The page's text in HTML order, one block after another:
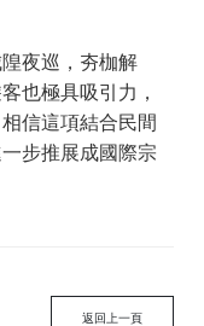
夜巡，夯枷解
也極具吸引力，
信這項結合民間
步推展成國際宗
返回上一頁